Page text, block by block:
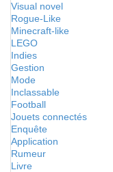
Visual novel
Rogue-Like
Minecraft-like
LEGO
Indies
Gestion
Mode
Inclassable
Football
Jouets connectés
Enquête
Application
Rumeur
Livre